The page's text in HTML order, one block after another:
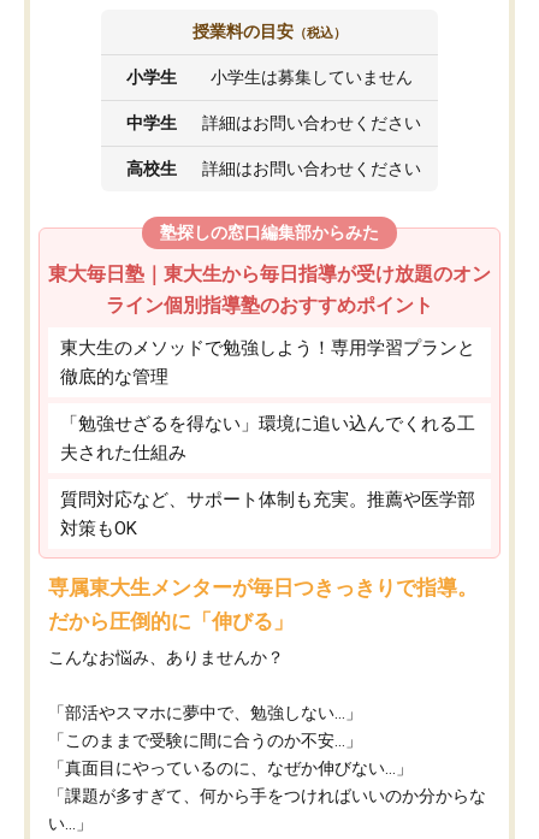
授業料の目安 （税込）
小学生 小学生は募集していません
中学生 詳細はお問い合わせください
高校生 詳細はお問い合わせください
塾探しの窓口編集部からみた
東大毎日塾｜東大生から毎日指導が受け放題のオン
ライン個別指導塾のおすすめポイント
東大生のメソッドで勉強しよう！専用学習プランと
徹底的な管理
「勉強せざるを得ない」環境に追い込んでくれる工
夫された仕組み
質問対応など、サポート体制も充実。推薦や医学部
対策もOK
専属東大生メンターが毎日つきっきりで指導。
だから圧倒的に「伸びる」
こんなお悩み、ありませんか？
「部活やスマホに夢中で、勉強しない…」
「このままで受験に間に合うのか不安…」
「真面目にやっているのに、なぜか伸びない…」
「課題が多すぎて、何から手をつければいいのか分からな
い…」